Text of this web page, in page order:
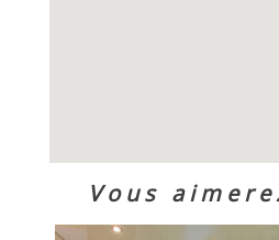
Vous